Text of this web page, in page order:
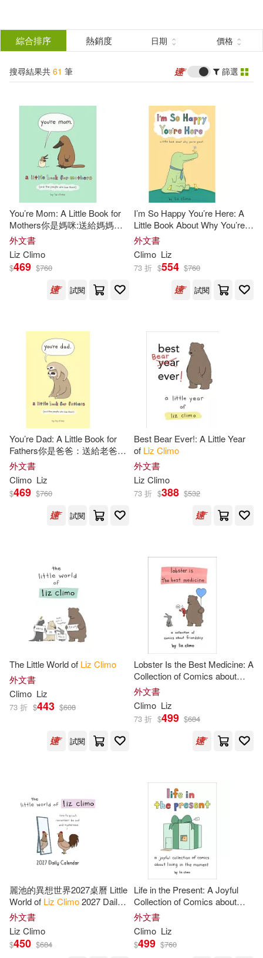
結
分類 (單選)
所有商品(61) 圖書(58)
電子書(3)
作者 (可複選)
Climo(30) Liz(28)
Liz Climo(9) 麗池克萊姆(9)
John(6) Jory(5)
Dyckman(4) Liz (ILT)(3)
Ame(2)
Liz/ Andrews McMeel Publishing
Charise Mericle(1) Harper(1)
Jory/ Climo(1) 喬里約翰(1)
展開
出版社 (可複選)
Ingram(34) 格林文化(10)
Andrews McMeel Pub(6)
Hachette Book Group(5)
Simon & Schuster, Inc.(3)
Chronicle Books(1)
WELBECK PUBLISHING GROUP
配送方式 (可複選)
可超商取貨(58)
可菲律賓店取(53)
一個月內上市新品(1)
綜合排序 熱銷度 日期 價格
搜尋結果共 61 筆 篩選
You’re Mom: A Little Book for
Mothers你是媽咪:送給媽媽的
繪本
外文書
Liz Climo
$469 $760
試閱
I’m So Happy You’re Here: A
Little Book About Why You’re
Great
外文書
Climo Liz
73 折 $554 $760
試閱
You’re Dad: A Little Book for
Fathers你是爸爸：送給老爸的
繪本
外文書
Climo Liz
$469 $760
試閱
Best Bear Ever!: A Little Year
of Liz Climo
外文書
Liz Climo
73 折 $388 $532
The Little World of Liz Climo
外文書
Climo Liz
73 折 $443 $608
試閱
Lobster Is the Best Medicine: A
Collection of Comics about
Friendship
外文書
Climo Liz
73 折 $499 $684
麗池的異想世界2027桌曆 Little
World of Liz Climo2027 Daily
Calendar
外文書
Liz Climo
$450 $684
Life in the Present: A Joyful
Collection of Comics about
Living in the Moment
外文書
Climo Liz
$499 $760